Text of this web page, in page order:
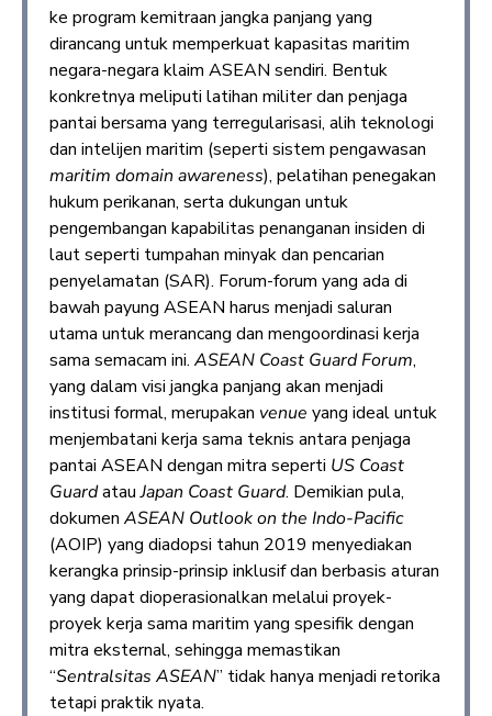
ke program kemitraan jangka panjang yang
dirancang untuk memperkuat kapasitas maritim
negara-negara klaim ASEAN sendiri. Bentuk
konkretnya meliputi latihan militer dan penjaga
pantai bersama yang terregularisasi, alih teknologi
dan intelijen maritim (seperti sistem pengawasan
maritim domain awareness), pelatihan penegakan
hukum perikanan, serta dukungan untuk
pengembangan kapabilitas penanganan insiden di
laut seperti tumpahan minyak dan pencarian
penyelamatan (SAR). Forum-forum yang ada di
bawah payung ASEAN harus menjadi saluran
utama untuk merancang dan mengoordinasi kerja
sama semacam ini. ASEAN Coast Guard Forum,
yang dalam visi jangka panjang akan menjadi
institusi formal, merupakan venue yang ideal untuk
menjembatani kerja sama teknis antara penjaga
pantai ASEAN dengan mitra seperti US Coast
GuardatauJapan Coast Guard. Demikian pula,
dokumen ASEAN Outlook on the Indo-Pacific
(AOIP) yang diadopsi tahun 2019 menyediakan
kerangka prinsip-prinsip inklusif dan berbasis aturan
yang dapat dioperasionalkan melalui proyek-
proyek kerja sama maritim yang spesifik dengan
mitra eksternal, sehingga memastikan
“Sentralsitas ASEAN” tidak hanya menjadi retorika
tetapi praktik nyata.